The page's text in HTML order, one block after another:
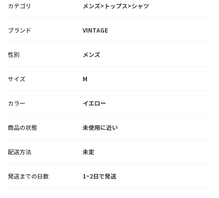
カテゴリ メンズ>トップス>シャツ
ブランド VINTAGE
性別 メンズ
サイズ M
カラー イエロー
商品の状態 未使用に近い
配送方法 未定
発送までの日数 1~2日で発送